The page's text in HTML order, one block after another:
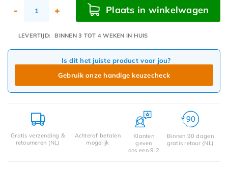
- + Plaats in winkelwagen
LEVERTIJD: BINNEN 3 TOT 4 WEKEN IN HUIS
Is dit het juiste product voor jou?
Gebruik onze handige keuzecheck
Gratis verzending &
retourneren (NL)
Achteraf betalen
mogelijk
Klanten
geven
ons een 9.2
Binnen 90 dagen
gratis retour (NL)